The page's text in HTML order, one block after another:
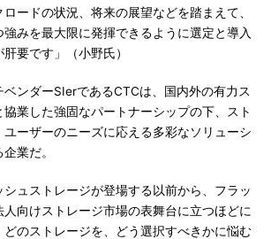
ードの状況、将来の展望などを踏まえて、
みを最大限に発揮できるように選定と導入
要です」（小野氏）
ンダーSIerであるCTCは、国内外の有力ス
協業した強固なパートナーシップの下、スト
ユーザーのニーズに応える多彩なソリューシ
業だ。
ュストレージが登場する以前から、フラッ
向けストレージ市場の表舞台に立つほどに
どのストレージを、どう選択すべきかに悩む